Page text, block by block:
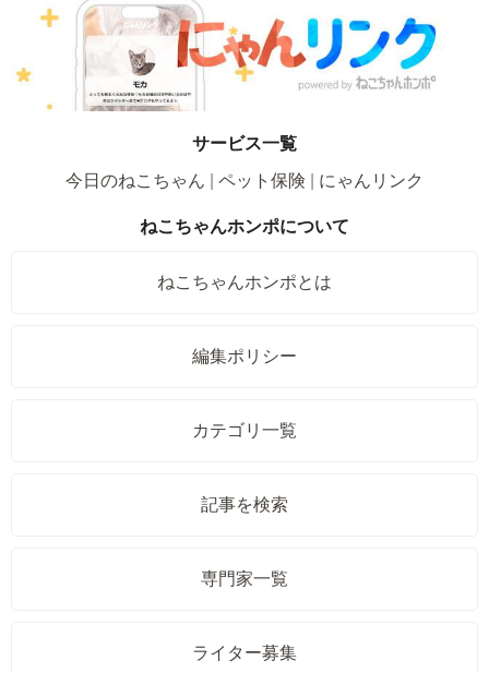
サービス一覧
今日のねこちゃん
ペット保険 にゃんリンク
ねこちゃんホンポについて
ねこちゃんホンポとは
編集ポリシー
カテゴリ一覧
記事を検索
専門家一覧
ライター募集